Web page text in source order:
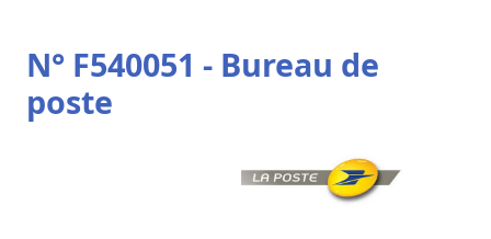
N° F540051 - Bureau de
poste